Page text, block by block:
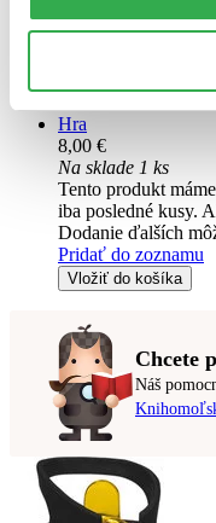
Hrací karty Spiderman box
Hra
8,00 €
Na sklade 1 ks
Tento produkt
iba posledné kusy.
Dodanie ďalších
Pridať do zoznamu
Vložiť do košíka
Chcete
Náš